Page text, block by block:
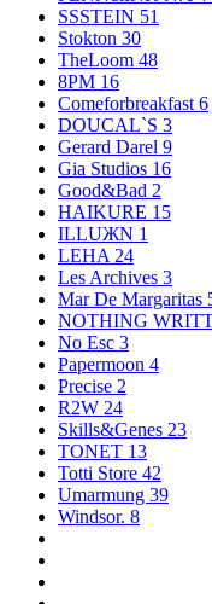
SSSTEIN 51
Stokton 30
TheLoom 48
8PM 16
Comeforbreakfast 6
DOUCAL`S 3
Gerard Darel 9
Gia Studios 16
Good&Bad 2
HAIKURE 15
ILLUЖN 1
LEHA 24
Les Archives 3
Mar De Margaritas
NOTHING
No Esc 3
Papermoon 4
Precise 2
R2W 24
Skills&Genes 23
TONET 13
Totti Store 42
Umarmung 39
Windsor. 8